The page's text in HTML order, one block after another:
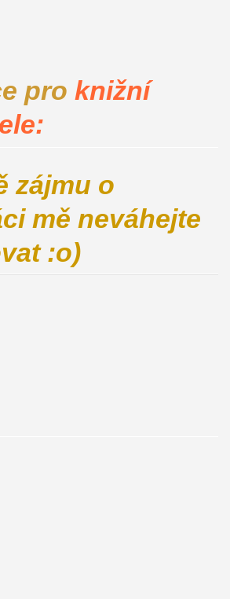
pro knižní
zájmu o
mě neváhejte
:o)